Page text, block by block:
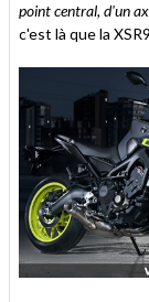
point central, d'un
c'est là que la